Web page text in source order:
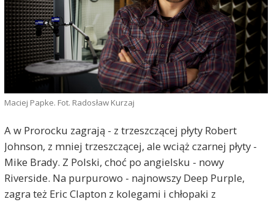
Maciej Papke. Fot. Radosław Kurzaj
A w Prorocku zagrają - z trzeszczącej płyty Robert
Johnson, z mniej trzeszczącej, ale wciąż czarnej płyty -
Mike Brady. Z Polski, choć po angielsku - nowy
Riverside. Na purpurowo - najnowszy Deep Purple,
zagra też Eric Clapton z kolegami i chłopaki z